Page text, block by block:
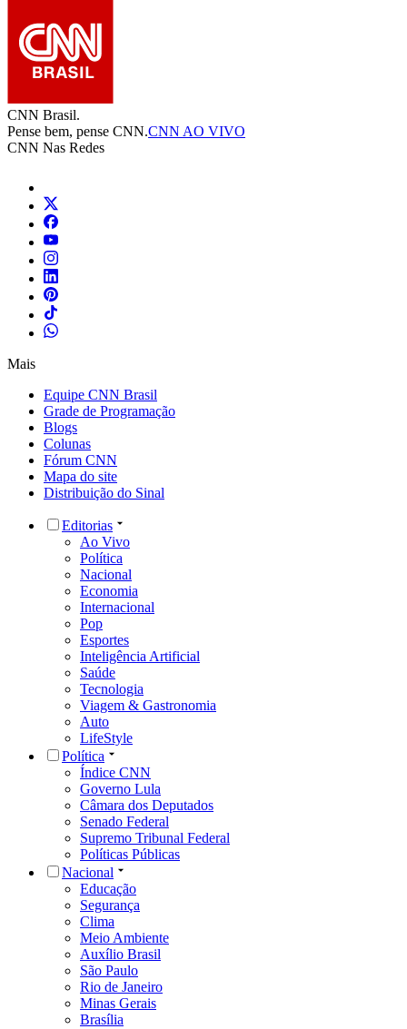
CNN Brasil.
Pense bem, pense CNN.CNN AO VIVO
CNN Nas Redes
Mais
Equipe CNN Brasil
Grade de Programação
Blogs
Colunas
Fórum CNN
Mapa do site
Distribuição do Sinal
Editorias
Ao Vivo
Política
Nacional
Economia
Internacional
Pop
Esportes
Inteligência Artificial
Saúde
Tecnologia
Viagem & Gastronomia
Auto
LifeStyle
Política
Índice CNN
Governo Lula
Câmara dos Deputados
Senado Federal
Supremo Tribunal Federal
Políticas Públicas
Nacional
Educação
Segurança
Clima
Meio Ambiente
Auxílio Brasil
São Paulo
Rio de Janeiro
Minas Gerais
Brasília